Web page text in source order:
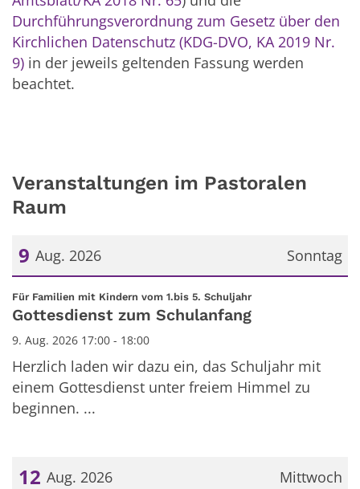
Durchführungsverordnung zum Gesetz über den
Kirchlichen Datenschutz (KDG-DVO, KA 2019 Nr.
9) in der jeweils geltenden Fassung werden
beachtet.
Veranstaltungen im Pastoralen
Raum
Sonntag
9 Aug. 2026
Datum: 9. August 2026
Für Familien mit Kindern vom 1.bis 5. Schuljahr:
Gottesdienst zum Schulanfang
9. Aug. 2026 17:00 - 18:00
Herzlich laden wir dazu ein, das Schuljahr mit
einem Gottesdienst unter freiem Himmel zu
beginnen. ...
Mittwoch
12 Aug. 2026